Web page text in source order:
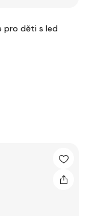
pro děti s led